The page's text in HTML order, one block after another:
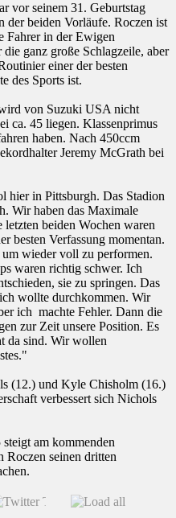
vor seinem 31. Geburtstag
der beiden Vorläufe. Roczen ist
Fahrer in der Ewigen
ganz große Schlagzeile, aber
einer der besten
des Sports ist.
von Suzuki USA nicht
ca. 45 liegen. Klassenprimus
haben. Nach 450ccm
Jeremy McGrath bei
hier in Pittsburgh. Das Stadion
Wir haben das Maximale
beiden Wochen waren
besten Verfassung momentan.
wieder voll zu performen.
waren richtig schwer. Ich
sie zu springen. Das
wollte durchkommen. Wir
ich machte Fehler. Dann die
zur Zeit unsere Position. Es
da sind. Wir wollen
(12.) und Kyle Chisholm (16.)
verbessert sich Nichols
am kommenden
Roczen seinen dritten